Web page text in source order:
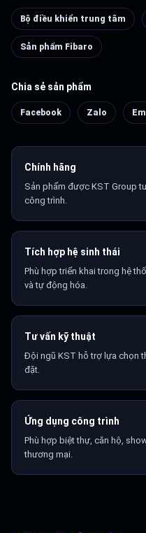
Bộ điều khiển trung tâm
Sản phẩm Fibaro
Chia sẻ sản phẩm
Facebook Zalo
Chính hãng
Sản phẩm được KST Group
công trình.
Tích hợp hệ sinh thái
Phù hợp triển khai trong hệ
và tự động hóa.
Tư vấn kỹ thuật
Đội ngũ KST hỗ trợ lựa chọn
đặt.
Ứng dụng công trình
Phù hợp biệt thự, căn hộ,
thương mại.